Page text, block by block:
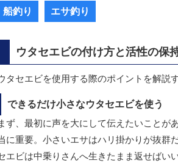
船釣り エサ釣り
ウタセエビの付け方と活性の保
タセエビを使用する際のポイントを解説す
できるだけ小さなウタセエビを使う
ず、最初に声を大にして伝えたいことが
に重要。小さいエサはハリ掛かりが抜群
エビは中乗りさんへ生きたまま返せばいい